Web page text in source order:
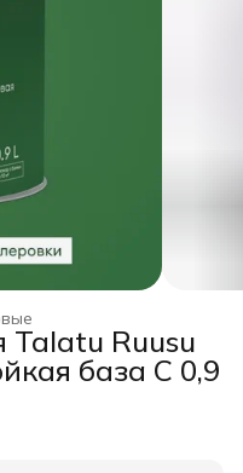
Talatu Ruusu
база С 0,9